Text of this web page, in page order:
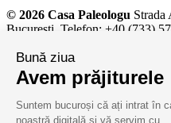
© 2026 Casa Paleologu Strada
București, Telefon: +40 (733)
Detalii despre prelucrarea
informații juridice, la termeni și
Bună ziua
Avem prăjiturele
Suntem bucuroși că ați intrat în
noastră digitală și vă servim cu